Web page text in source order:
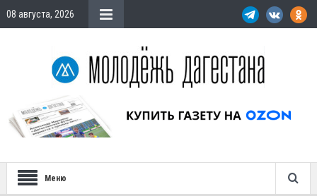
08 августа, 2026
Меню